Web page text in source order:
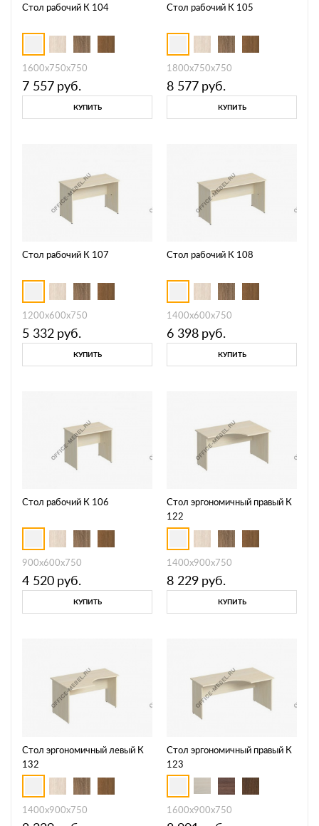
Стол рабочий К 104
1600x750x750
7 557 руб.
КУПИТЬ
Стол рабочий К 105
1800x750x750
8 577 руб.
КУПИТЬ
Стол рабочий К 107
1200x600x750
5 332 руб.
КУПИТЬ
Стол рабочий К 108
1400x600x750
6 398 руб.
КУПИТЬ
Стол рабочий К 106
900x600x750
4 520 руб.
КУПИТЬ
Стол эргономичный правый К
122
1400x900x750
8 229 руб.
КУПИТЬ
Стол эргономичный левый К
132
1400x900x750
Стол эргономичный правый К
123
1600x900x750